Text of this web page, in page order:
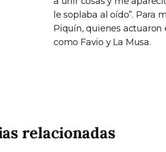
le soplaba al oído”. Para
Piquín, quienes
como Favio y La Musa.
relacionadas